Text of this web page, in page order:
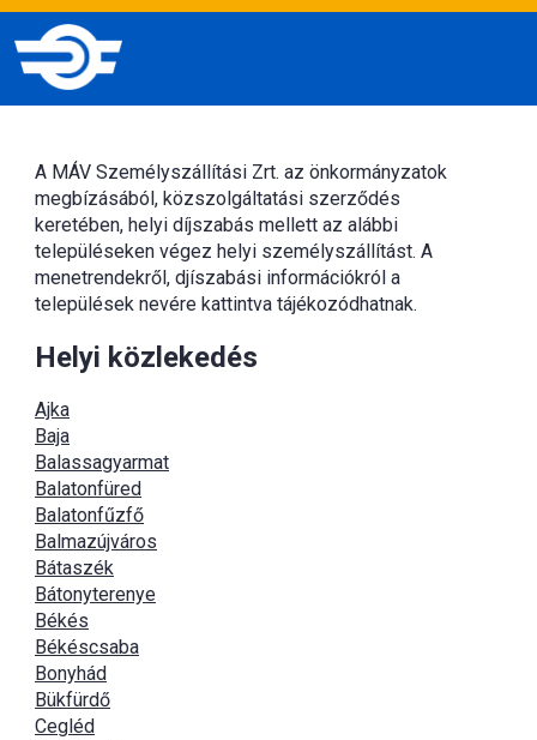
A MÁV Személyszállítási Zrt. az önkormányzatok
megbízásából, közszolgáltatási szerződés
keretében, helyi díjszabás mellett az alábbi
településeken végez helyi személyszállítást. A
menetrendekről, djíszabási információkról a
települések nevére kattintva tájékozódhatnak.
Helyi közlekedés
Ajka
Baja
Balassagyarmat
Balatonfüred
Balatonfűzfő
Balmazújváros
Bátaszék
Bátonyterenye
Békés
Békéscsaba
Bonyhád
Bükfürdő
Cegléd